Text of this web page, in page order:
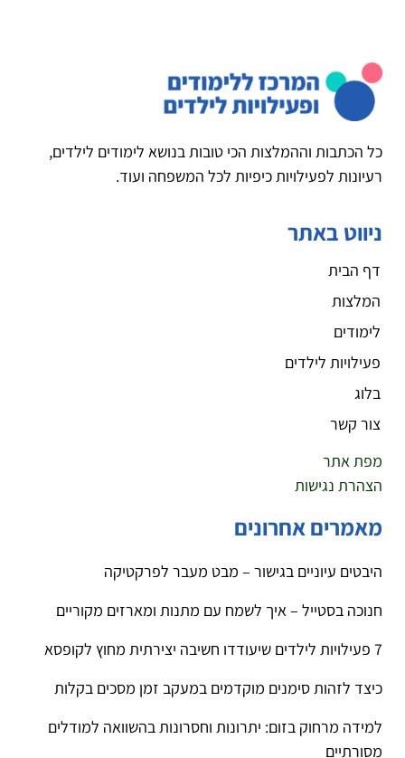
כל הכתבות וההמלצות הכי טובות בנושא לימודים לילדים,
רעיונות לפעילויות כיפיות לכל המשפחה ועוד.
ניווט באתר
דף הבית
המלצות
לימודים
פעילויות לילדים
בלוג
צור קשר
מפת אתר
הצהרת נגישות
מאמרים אחרונים
היבטים עיוניים בגישור – מבט מעבר לפרקטיקה
חנוכה בסטייל – איך לשמח עם מתנות ומארזים מקוריים
7 פעילויות לילדים שיעודדו חשיבה יצירתית מחוץ לקופסא
כיצד לזהות סימנים מוקדמים במעקב זמן מסכים בקלות
למידה מרחוק בזום: יתרונות וחסרונות בהשוואה למודלים
מסורתיים